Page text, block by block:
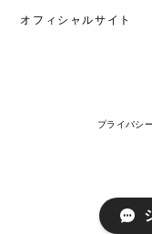
オフィシャルサイト
プライバシ